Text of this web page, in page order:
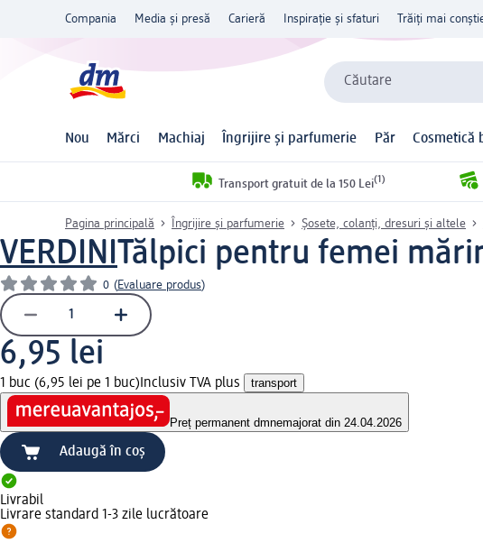
Compania Media și presă Carieră Inspirație și sfaturi Trăiți mai
Căutare
Nou Mărci Machiaj Îngrijire și parfumerie Păr Cosmetică
Transport gratuit de la 150 Lei(1)
Pagina principală Îngrijire și parfumerie Șosete, colanți, dresuri și altele
VERDINITălpici pentru femei
0 (Evaluare produs)
6,95 lei
1 buc (6,95 lei pe 1 buc) Inclusiv TVA plus transport
Preț permanent dmnemajorat din 24.04.2026
Adaugă în coș
Livrabil
Livrare standard 1-3 zile lucrătoare